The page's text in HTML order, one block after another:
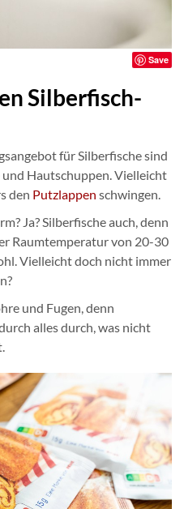
Save
Silberfisch-
für Silberfische sind
und Hautschuppen. Vielleicht
den Putzlappen schwingen.
Ja? Silberfische auch, denn
Raumtemperatur von 20-30
Vielleicht doch nicht immer
und Fugen, denn
alles durch, was nicht